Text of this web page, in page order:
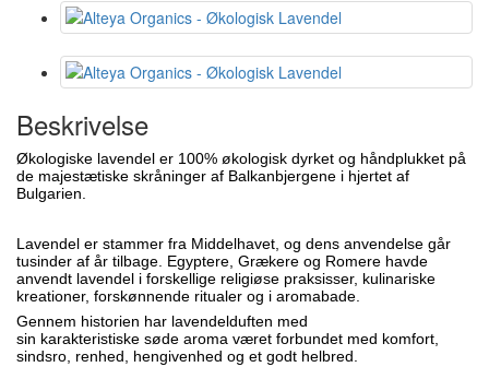
Beskrivelse
Økologiske lavendel er 100% økologisk dyrket og håndplukket på
de majestætiske skråninger af Balkanbjergene i hjertet af
Bulgarien.
Lavendel er stammer fra Middelhavet, og dens anvendelse går
tusinder af år tilbage. Egyptere, Grækere og Romere havde
anvendt lavendel i forskellige religiøse praksisser, kulinariske
kreationer, forskønnende ritualer og i aromabade.
Gennem historien har lavendelduften med
sin karakteristiske søde aroma været forbundet med komfort,
sindsro, renhed, hengivenhed og et godt helbred.